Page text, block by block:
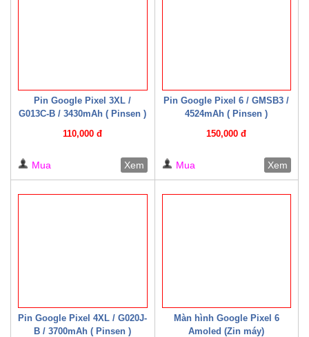
Pin Google Pixel 3XL /
G013C-B / 3430mAh ( Pinsen )
110,000 đ
Mua Xem
Pin Google Pixel 6 / GMSB3 /
4524mAh ( Pinsen )
150,000 đ
Mua Xem
Pin Google Pixel 4XL / G020J-
B / 3700mAh ( Pinsen )
Màn hình Google Pixel 6
Amoled (Zin máy)